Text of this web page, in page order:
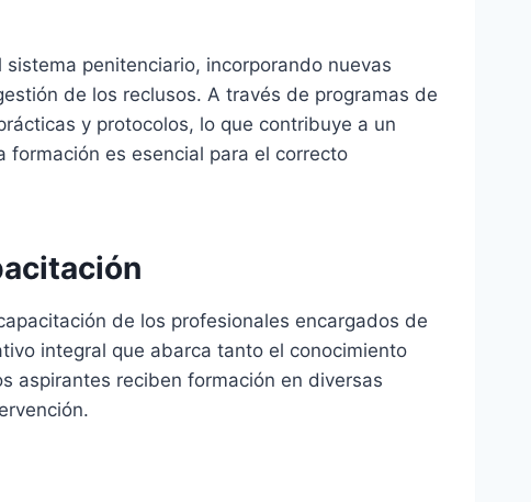
penitenciario, incorporando nuevas
de los reclusos. A través de programas de
y protocolos, lo que contribuye a un
formación es esencial para el correcto
de los profesionales encargados de
integral que abarca tanto el conocimiento
aspirantes reciben formación en diversas